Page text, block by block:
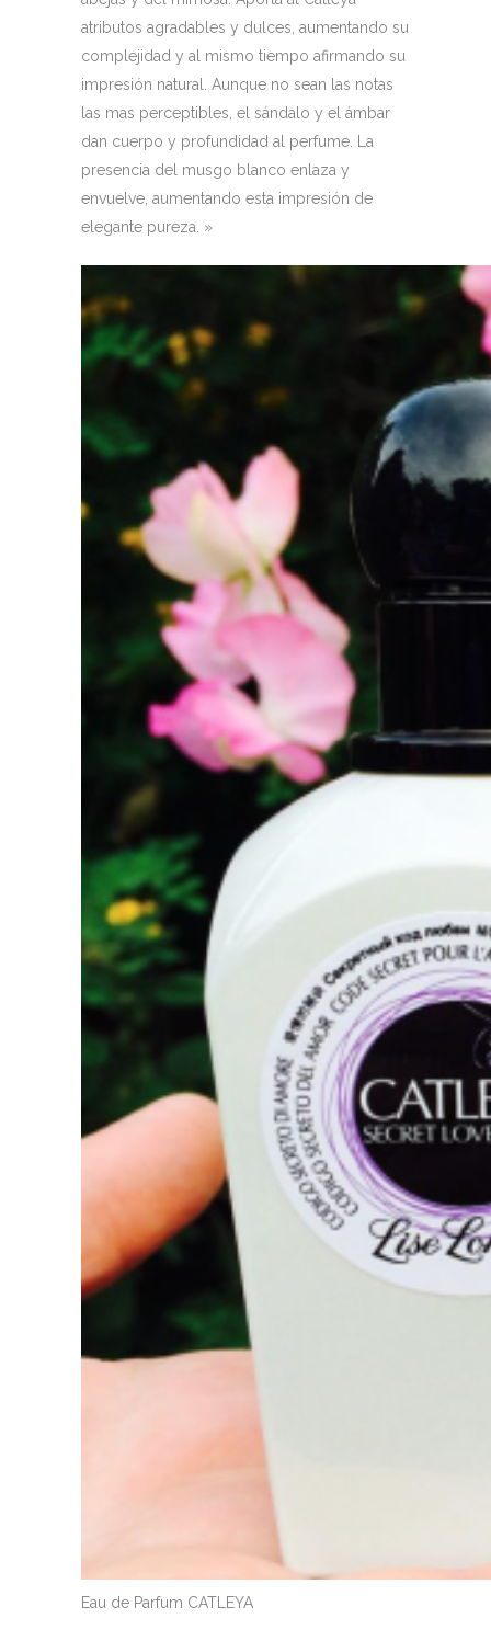
atributos agradables y dulces, aumentando su
complejidad y al mismo tiempo afirmando su
impresión natural. Aunque no sean las notas
las mas perceptibles, el sándalo y el ámbar
dan cuerpo y profundidad al perfume. La
presencia del musgo blanco enlaza y
envuelve, aumentando esta impresión de
elegante pureza. »
Eau de Parfum CATLEYA